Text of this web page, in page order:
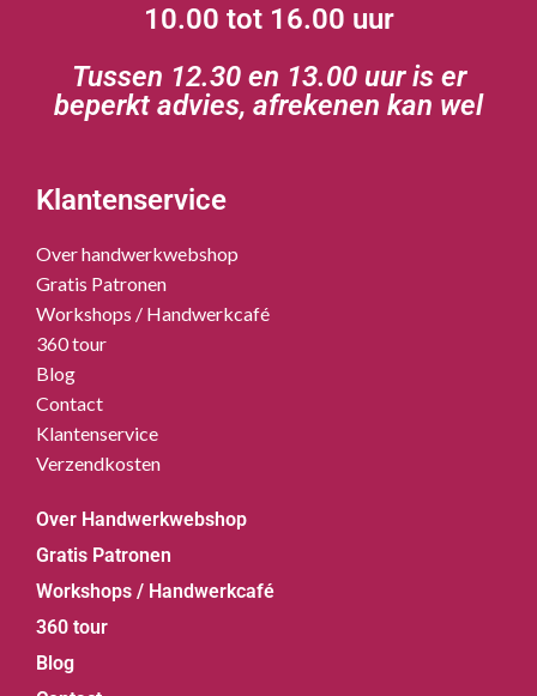
10.00 tot 16.00 uur
Tussen 12.30 en 13.00 uur is er
beperkt advies, afrekenen kan wel
Klantenservice
Over handwerkwebshop
Gratis Patronen
Workshops / Handwerkcafé
360 tour
Blog
Contact
Klantenservice
Verzendkosten
Over Handwerkwebshop
Gratis Patronen
Workshops / Handwerkcafé
360 tour
Blog